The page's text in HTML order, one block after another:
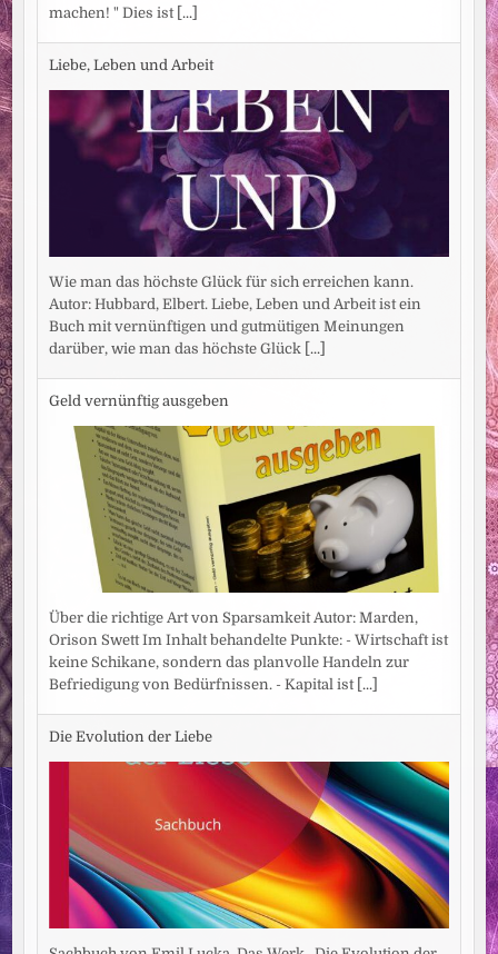
machen! " Dies ist [...]
Liebe, Leben und Arbeit
Wie man das höchste Glück für sich erreichen kann.
Autor: Hubbard, Elbert. Liebe, Leben und Arbeit ist ein
Buch mit vernünftigen und gutmütigen Meinungen
darüber, wie man das höchste Glück [...]
Geld vernünftig ausgeben
Über die richtige Art von Sparsamkeit Autor: Marden,
Orison Swett Im Inhalt behandelte Punkte: - Wirtschaft ist
keine Schikane, sondern das planvolle Handeln zur
Befriedigung von Bedürfnissen. - Kapital ist [...]
Die Evolution der Liebe